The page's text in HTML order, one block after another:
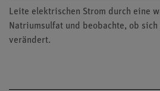
Leite elektrischen Strom durch eine
Natriumsulfat und beobachte, ob
verändert.